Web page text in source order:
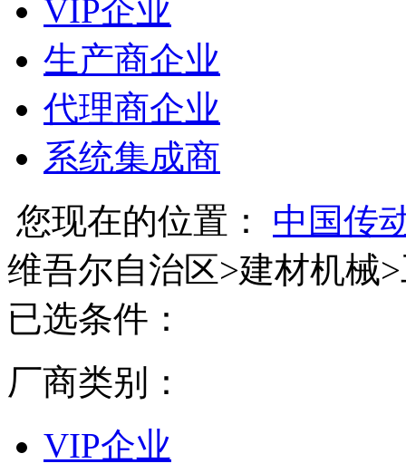
VIP企业
生产商企业
代理商企业
系统集成商
您现在的位置：
中国传
维吾尔自治区>建材机械>
已选条件：
厂商类别：
VIP企业